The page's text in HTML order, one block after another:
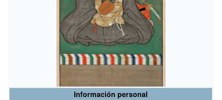
Información personal